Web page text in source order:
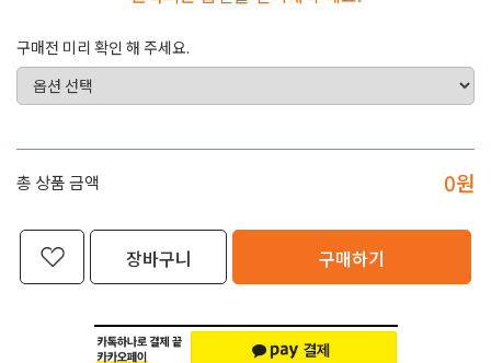
구매전 미리 확인 해 주세요.
총 상품 금액 0원
장바구니 구매하기